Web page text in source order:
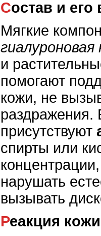
Состав и
Мягкие
и
помогают
кожи, не
раздражения.
присутствуют
спирты или
нарушать
вызывать
Реакция кожи